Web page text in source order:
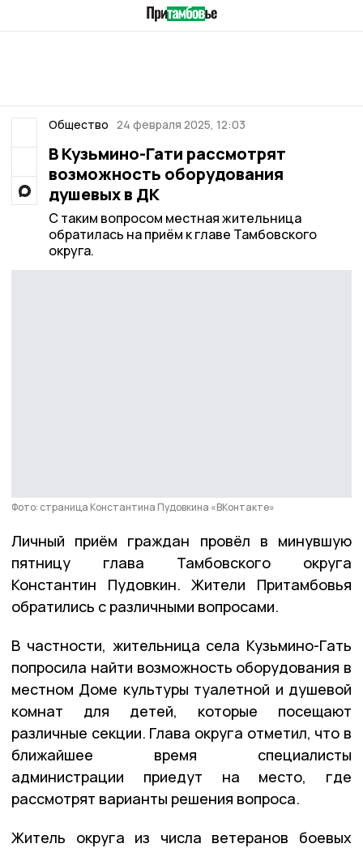
Общество 24 февраля 2025, 12:03
В Кузьмино-Гати рассмотрят
возможность оборудования
душевых в ДК
С таким вопросом местная жительница
обратилась на приём к главе Тамбовского
округа.
Фото: страница Константина Пудовкина «ВКонтакте»
Личный приём граждан провёл в минувшую
пятницу глава Тамбовского округа
Константин Пудовкин. Жители Притамбовья
обратились с различными вопросами.
В частности, жительница села Кузьмино-Гать
попросила найти возможность оборудования в
местном Доме культуры туалетной и душевой
комнат для детей, которые посещают
различные секции. Глава округа отметил, что в
ближайшее время специалисты
администрации приедут на место, где
рассмотрят варианты решения вопроса.
Житель округа из числа ветеранов боевых